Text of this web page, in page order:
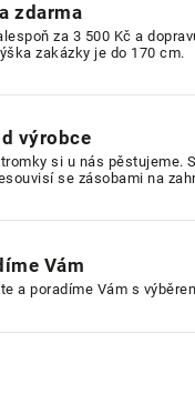
zdarma
za 3 500 Kč a
zakázky je do 170 cm.
výrobce
si u nás pěstujeme.
se zásobami na
Vám
a poradíme Vám s